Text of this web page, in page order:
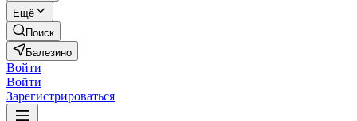
Ещё
Поиск
Балезино
Войти
Войти
Зарегистрироваться